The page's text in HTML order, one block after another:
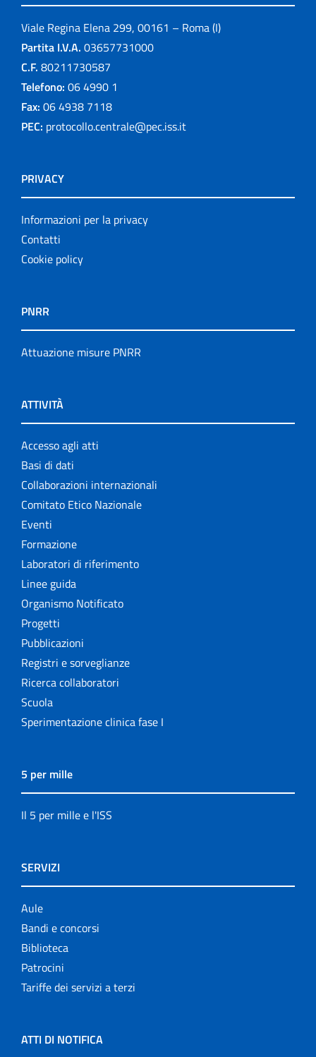
Viale Regina Elena 299, 00161 – Roma (I)
Partita I.V.A. 03657731000
C.F. 80211730587
Telefono: 06 4990 1
Fax: 06 4938 7118
PEC: protocollo.centrale@pec.iss.it
PRIVACY
Informazioni per la privacy
Contatti
Cookie policy
PNRR
Attuazione misure PNRR
ATTIVITÀ
Accesso agli atti
Basi di dati
Collaborazioni internazionali
Comitato Etico Nazionale
Eventi
Formazione
Laboratori di riferimento
Linee guida
Organismo Notificato
Progetti
Pubblicazioni
Registri e sorveglianze
Ricerca collaboratori
Scuola
Sperimentazione clinica fase I
5 per mille
Il 5 per mille e l'ISS
SERVIZI
Aule
Bandi e concorsi
Biblioteca
Patrocini
Tariffe dei servizi a terzi
ATTI DI NOTIFICA